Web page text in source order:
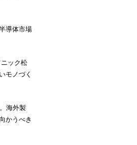
導体市場
ック松
モノづく
海外製
かうべき